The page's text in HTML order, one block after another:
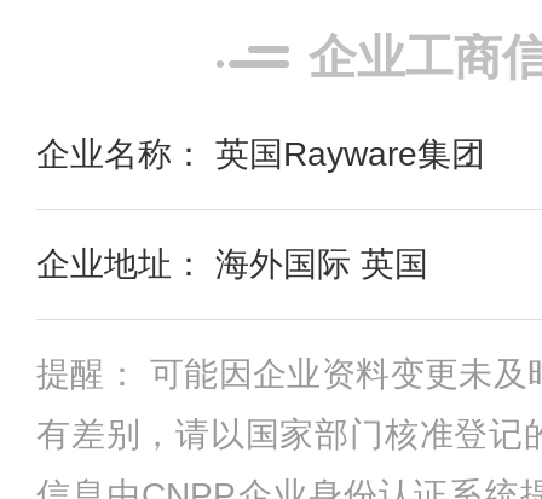
企业工商
企业名称： 英国Rayware集团
企业地址： 海外国际 英国
提醒： 可能因企业资料变更未
有差别，请以国家部门核准登记